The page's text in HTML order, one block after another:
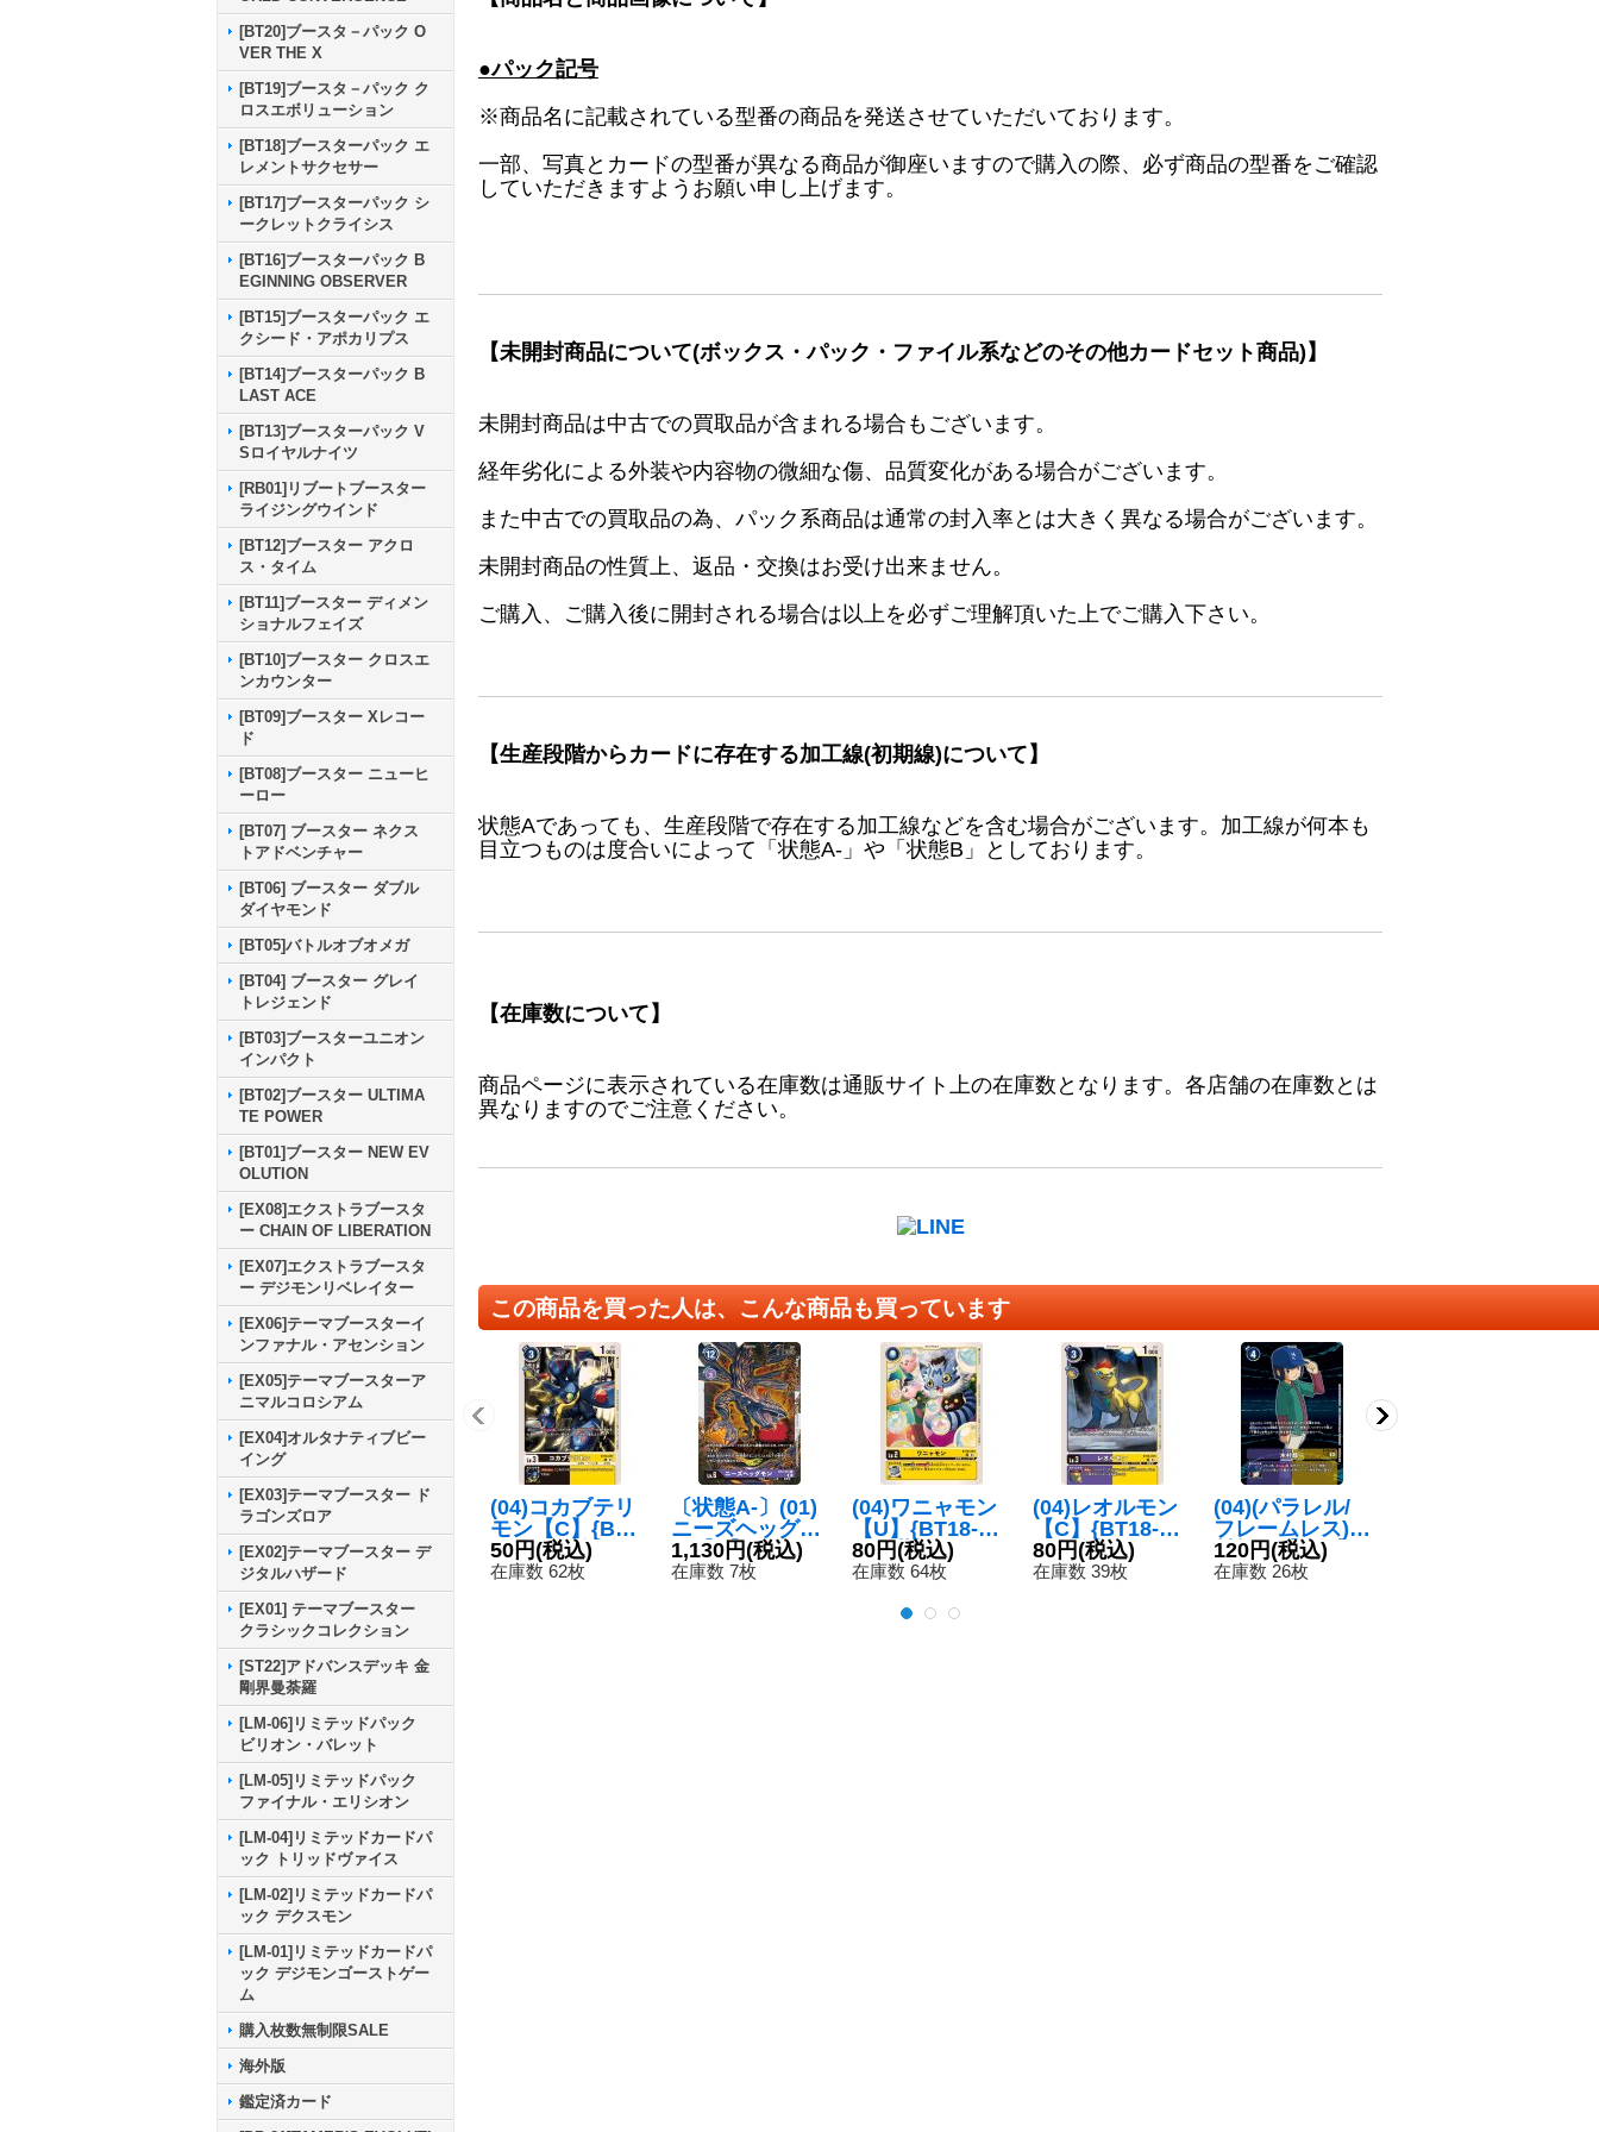
[BT20]ブースタ－パック O
VER THE X
[BT19]ブースタ－パック ク
ロスエボリューション
[BT18]ブースターパック エ
レメントサクセサー
[BT17]ブースターパック シ
ークレットクライシス
[BT16]ブースターパック B
EGINNING OBSERVER
[BT15]ブースターパック エ
クシード・アポカリプス
[BT14]ブースターパック B
LAST ACE
[BT13]ブースターパック V
Sロイヤルナイツ
[RB01]リブートブースター
ライジングウインド
[BT12]ブースター アクロ
ス・タイム
[BT11]ブースター ディメン
ショナルフェイズ
[BT10]ブースター クロスエ
ンカウンター
[BT09]ブースター Xレコー
ド
[BT08]ブースター ニューヒ
ーロー
[BT07] ブースター ネクス
トアドベンチャー
[BT06] ブースター ダブル
ダイヤモンド
[BT05]バトルオブオメガ
[BT04] ブースター グレイ
トレジェンド
[BT03]ブースターユニオン
インパクト
[BT02]ブースター ULTIMA
TE POWER
[BT01]ブースター NEW EV
OLUTION
[EX08]エクストラブースタ
ー CHAIN OF LIBERATION
[EX07]エクストラブースタ
ー デジモンリベレイター
[EX06]テーマブースターイ
ンファナル・アセンション
[EX05]テーマブースターア
ニマルコロシアム
[EX04]オルタナティブビー
イング
[EX03]テーマブースター ド
ラゴンズロア
[EX02]テーマブースター デ
ジタルハザード
[EX01] テーマブースター
クラシックコレクション
[ST22]アドバンスデッキ 金
剛界曼荼羅
[LM-06]リミテッドパック
ビリオン・バレット
[LM-05]リミテッドパック
ファイナル・エリシオン
[LM-04]リミテッドカードパ
ック トリッドヴァイス
[LM-02]リミテッドカードパ
ック デクスモン
[LM-01]リミテッドカードパ
ック デジモンゴーストゲー
ム
購入枚数無制限SALE
海外版
鑑定済カード
●パック記号
※商品名に記載されている型番の商品を発送させていただいております。
一部、写真とカードの型番が異なる商品が御座いますので購入の際、必ず商品の型番をご確認
していただきますようお願い申し上げます。
【未開封商品について(ボックス・パック・ファイル系などのその他カードセット商品)】
未開封商品は中古での買取品が含まれる場合もございます。
経年劣化による外装や内容物の微細な傷、品質変化がある場合がございます。
また中古での買取品の為、パック系商品は通常の封入率とは大きく異なる場合がございます。
未開封商品の性質上、返品・交換はお受け出来ません。
ご購入、ご購入後に開封される場合は以上を必ずご理解頂いた上でご購入下さい。
【生産段階からカードに存在する加工線(初期線)について】
状態Aであっても、生産段階で存在する加工線などを含む場合がございます。加工線が何本も
目立つものは度合いによって「状態A-」や「状態B」としております。
【在庫数について】
商品ページに表示されている在庫数は通販サイト上の在庫数となります。各店舗の在庫数とは
異なりますのでご注意ください。
この商品を買った人は、こんな商品も買っています
(04)コカブテリ
モン【C】{BT1
8-057}《多》
50円(税込)
在庫数 62枚
〔状態A-〕(01)
ニーズヘッグモ
ン【U】{BT7-0
77}《紫》
1,130円(税込)
在庫数 7枚
(04)ワニャモン
【U】{BT18-00
3}《黄》
80円(税込)
在庫数 64枚
(04)レオルモン
【C】{BT18-07
5}《多》
80円(税込)
在庫数 39枚
(04)(パラレル/
フレームレス)木
村輝一【R-P】
{BT18-094}
120円(税込)
在庫数 26枚